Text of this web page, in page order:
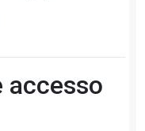
accesso